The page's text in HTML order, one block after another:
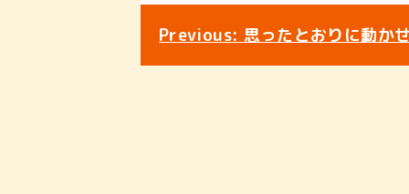
投
稿
Previous: 思ったとおりに動か